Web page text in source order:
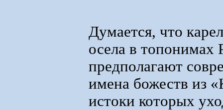
Думается, что
осела в
предполагают
имена божеств из
истоки которых